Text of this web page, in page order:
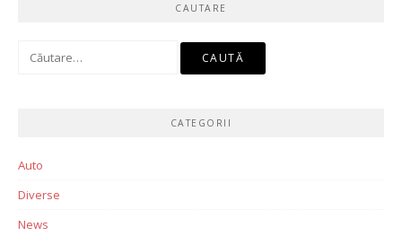
CAUTARE
Caută
CATEGORII
Auto
Diverse
News